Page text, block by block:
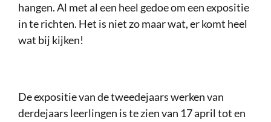
hangen. Al met al een heel gedoe om een expositie
in te richten. Het is niet zo maar wat, er komt heel
wat bij kijken!
De expositie van de tweedejaars werken van
derdejaars leerlingen is te zien van 17 april tot en